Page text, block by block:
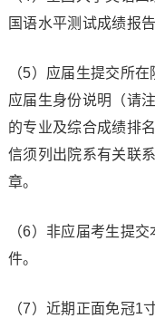
国语水平测试成绩报
（5）应届生提交所
应届生身份说明（请
的专业及综合成绩排
信须列出院系有关联
章。
（6）非应届考生提
件。
（7）近期正面免冠1